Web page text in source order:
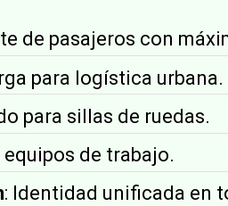
de pasajeros con
para logística urbana.
para sillas de ruedas.
equipos de trabajo.
: Identidad unificada en